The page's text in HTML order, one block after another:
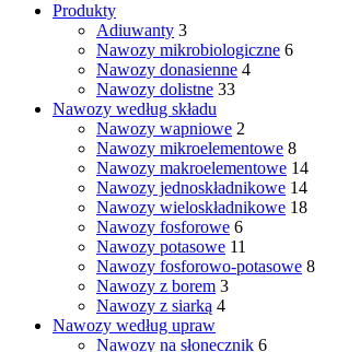
Filters
Nawozy według upraw
Nawozy na słonecznik 6
Nawozy według składu
Nawozy fosforowo-potasowe 8
Nawozy jednoskładnikowe 14
Nawozy wapniowe 2
Nawozy z borem 3
Nawozy z siarką 4
Nawozy mikroelementowe 8
Nawozy makroelementowe 14
Nawozy wieloskładnikowe 18
Nawozy fosforowe 6
Nawozy potasowe 11
Produkty
Nawozy donasienne 4
Adiuwanty 3
Nawozy mikrobiologiczne 6
Nawozy dolistne 33